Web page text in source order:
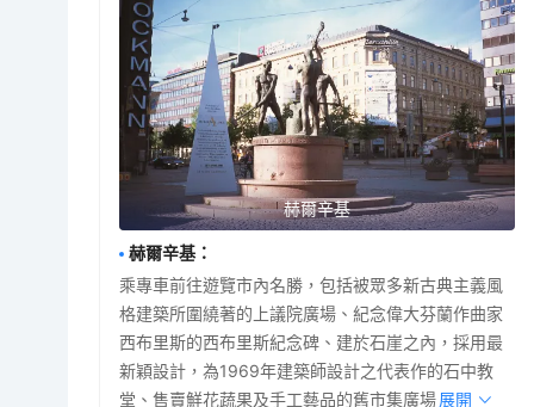
赫爾辛基
赫爾辛基 ：
乘專車前往遊覽市內名勝，包括被眾多新古典主義風
格建築所圍繞著的上議院廣場、紀念偉大芬蘭作曲家
西布里斯的西布里斯紀念碑、建於石崖之內，採用最
新穎設計，為1969年建築師設計之代表作的石中教
堂、售賣鮮花蔬果及手工藝品的舊市集廣場。展開